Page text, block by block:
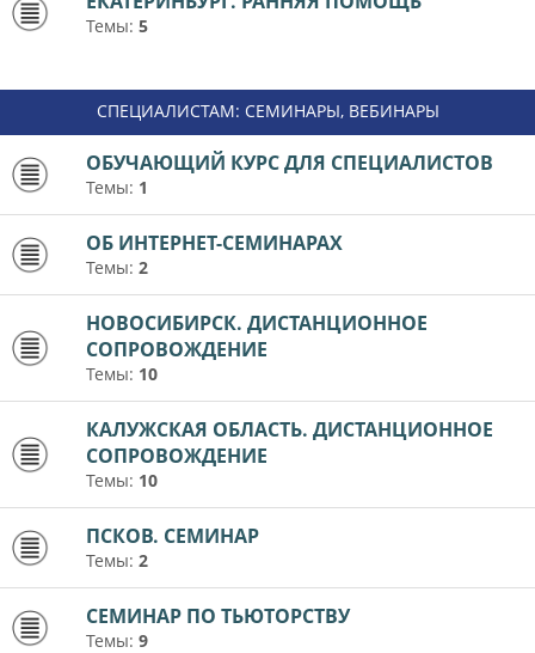
Темы: 5
СПЕЦИАЛИСТАМ: СЕМИНАРЫ, ВЕБИНАРЫ
ОБУЧАЮЩИЙ КУРС ДЛЯ СПЕЦИАЛИСТОВ
Темы: 1
ОБ ИНТЕРНЕТ-СЕМИНАРАХ
Темы: 2
НОВОСИБИРСК. ДИСТАНЦИОННОЕ
СОПРОВОЖДЕНИЕ
Темы: 10
КАЛУЖСКАЯ ОБЛАСТЬ. ДИСТАНЦИОННОЕ
СОПРОВОЖДЕНИЕ
Темы: 10
ПСКОВ. СЕМИНАР
Темы: 2
СЕМИНАР ПО ТЬЮТОРСТВУ
Темы: 9